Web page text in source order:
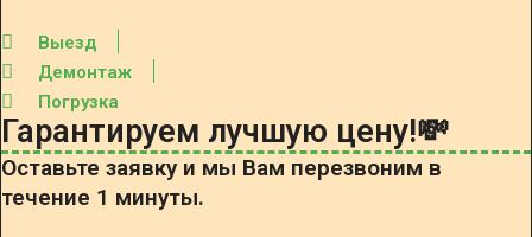
Выезд
Демонтаж
Погрузка
Гарантируем лучшую цену!💸
Оставьте заявку и мы Вам перезвоним в
течение 1 минуты.